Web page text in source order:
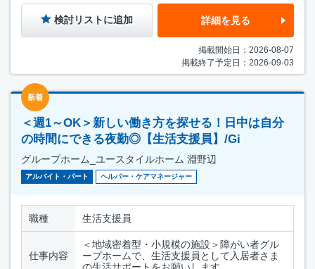
検討リストに追加 詳細を見る
掲載開始日：2026-08-07
掲載終了予定日：2026-09-03
新着
＜週1～OK＞新しい働き方を探せる！日中は自分
の時間にできる夜勤◎【生活支援員】/Gi
グループホーム_ユースタイルホーム 淵野辺
アルバイト・パート ヘルパー・ケアマネージャー
職種 生活支援員
仕事内容
＜地域密着型・小規模の施設＞障がい者グル
ープホームで、生活支援員として入居者さま